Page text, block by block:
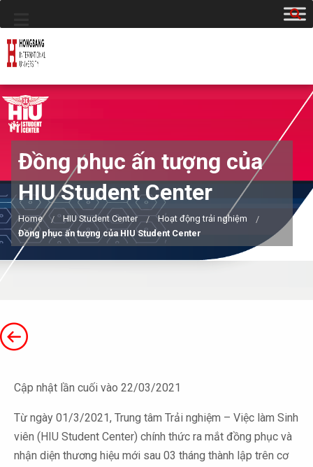
Đồng phục ấn tượng của
HIU Student Center
Home HIU Student Center
Hoạt động trải nghiệm
Đồng phục ấn tượng của HIU Student Center
Cập nhật lần cuối vào 22/03/2021
Từ ngày 01/3/2021, Trung tâm Trải nghiệm – Việc làm Sinh
viên (HIU Student Center) chính thức ra mắt đồng phục và
nhận diện thương hiệu mới sau 03 tháng thành lập trên cơ